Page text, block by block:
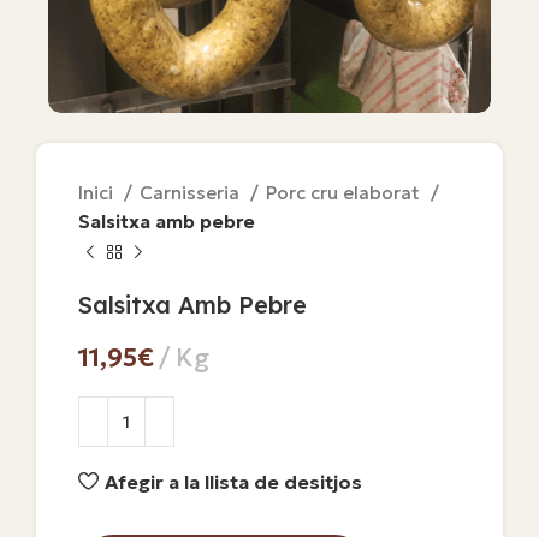
Inici Carnisseria
Porc cru elaborat
Salsitxa amb pebre
Salsitxa Amb Pebre
€
Afegir a la llista de desitjos